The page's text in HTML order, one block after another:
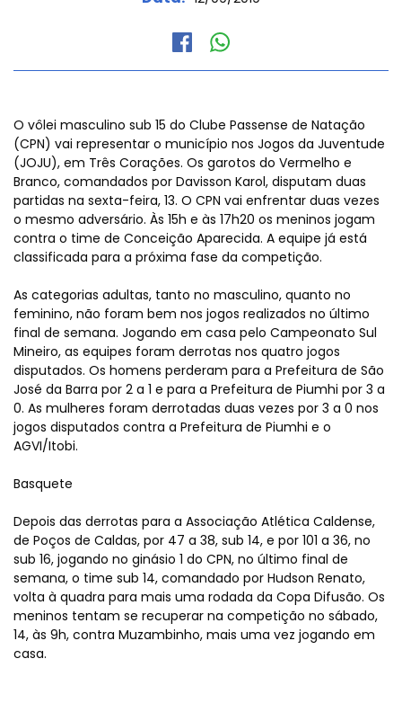
O vôlei masculino sub 15 do Clube Passense de Natação
(CPN) vai representar o município nos Jogos da Juventude
(JOJU), em Três Corações. Os garotos do Vermelho e
Branco, comandados por Davisson Karol, disputam duas
partidas na sexta-feira, 13. O CPN vai enfrentar duas vezes
o mesmo adversário. Às 15h e às 17h20 os meninos jogam
contra o time de Conceição Aparecida. A equipe já está
classificada para a próxima fase da competição.
As categorias adultas, tanto no masculino, quanto no
feminino, não foram bem nos jogos realizados no último
final de semana. Jogando em casa pelo Campeonato Sul
Mineiro, as equipes foram derrotas nos quatro jogos
disputados. Os homens perderam para a Prefeitura de São
José da Barra por 2 a 1 e para a Prefeitura de Piumhi por 3 a
0. As mulheres foram derrotadas duas vezes por 3 a 0 nos
jogos disputados contra a Prefeitura de Piumhi e o
AGVI/Itobi.
Basquete
Depois das derrotas para a Associação Atlética Caldense,
de Poços de Caldas, por 47 a 38, sub 14, e por 101 a 36, no
sub 16, jogando no ginásio 1 do CPN, no último final de
semana, o time sub 14, comandado por Hudson Renato,
volta à quadra para mais uma rodada da Copa Difusão. Os
meninos tentam se recuperar na competição no sábado,
14, às 9h, contra Muzambinho, mais uma vez jogando em
casa.